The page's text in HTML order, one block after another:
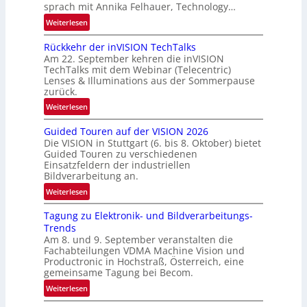
R
u
n
d
e
s
‘
sprach mit Annika Felhauer, Technology…
Weiterlesen:
U
n
b
e
g
r
e
z
t
e
M
ö
g
l
c
h
k
e
i
Rückkehr der inVISION TechTalks
Am 22. September kehren die inVISION
TechTalks mit dem Webinar (Telecentric)
Lenses & Illuminations aus der Sommerpause
zurück.
Weiterlesen:
R
ü
c
k
k
e
h
e
r
i
n
V
I
Guided Touren auf der VISION 2026
Die VISION in Stuttgart (6. bis 8. Oktober) bietet
Guided Touren zu verschiedenen
Einsatzfeldern der industriellen
Bildverarbeitung an.
Weiterlesen:
G
u
d
e
d
T
o
Tagung zu Elektronik- und Bildverarbeitungs-
Trends
Am 8. und 9. September veranstalten die
Fachabteilungen VDMA Machine Vision und
Productronic in Hochstraß, Österreich, eine
gemeinsame Tagung bei Becom.
Weiterlesen:
T